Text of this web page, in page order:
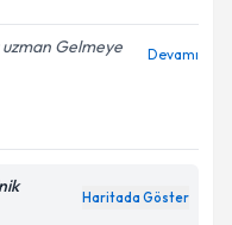
uzman Gelmeye
Devamı
Haritada Göster